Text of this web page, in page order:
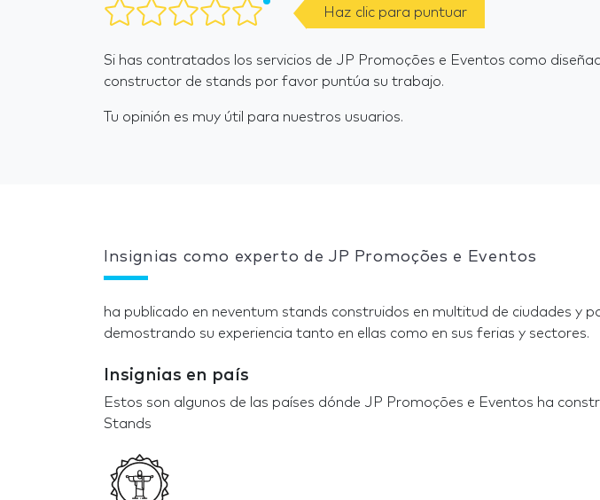
Haz clic para puntuar
Si has contratados los servicios de JP Promoções e Eventos como
constructor de stands por favor puntúa su trabajo.
Tu opinión es muy útil para nuestros usuarios.
Insignias como experto de JP Promoções e Eventos
ha publicado en neventum stands construidos en multitud de ciudades y
demostrando su experiencia tanto en ellas como en sus ferias y sectores.
Insignias en país
Estos son algunos de las países dónde JP Promoções e Eventos ha
Stands